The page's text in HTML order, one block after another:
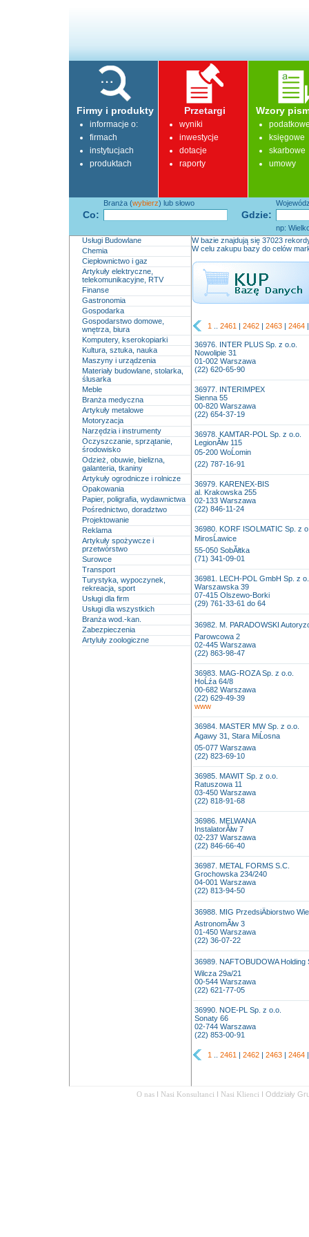
Firmy i produkty
informacje o:
firmach
instytucjach
produktach
Przetargi
wyniki
inwestycje
dotacje
raporty
Wzory
księgowe
skarbowe
umowy
Co: Gdzie:
Branża (wybierz) lub słowo
np:
Usługi Budowlane
Chemia
Ciepłownictwo i gaz
Artykuły elektryczne,
telekomunikacyjne, RTV
Finanse
Gastronomia
Gospodarka
Gospodarstwo domowe,
wnętrza, biura
Komputery, kserokopiarki
Kultura, sztuka, nauka
Maszyny i urządzenia
Materiały budowlane, stolarka,
ślusarka
Meble
Branża medyczna
Artykuły metalowe
Motoryzacja
Narzędzia i instrumenty
Oczyszczanie, sprzątanie,
środowisko
Odzież, obuwie, bielizna,
galanteria, tkaniny
Artykuły ogrodnicze i rolnicze
Opakowania
Papier, poligrafia, wydawnictwa
Pośrednictwo, doradztwo
Projektowanie
Reklama
Artykuły spożywcze i
przetwórstwo
Surowce
Transport
Turystyka, wypoczynek,
rekreacja, sport
Usługi dla firm
Usługi dla wszystkich
Branża wod.-kan.
Zabezpieczenia
Artyluły zoologiczne
W bazie znajdują się 37023
W celu zakupu bazy do celów
1 2461 | 2462 | 2463 | 2464
36976. INTER PLUS Sp. z o.o.
Nowolipie 31
01-002 Warszawa
(22) 620-65-90
36977. INTERIMPEX
Sienna 55
00-820 Warszawa
(22) 654-37-19
36978. KAMTAR-POL Sp. z o.o.
LegionĂłw 115
05-200 WoĹomin
(22) 787-16-91
36979. KARENEX-BIS
al. Krakowska 255
02-133 Warszawa
(22) 846-11-24
36980. KORF ISOLMATIC Sp. z
MirosĹawice
55-050 SobĂłtka
(71) 341-09-01
36981. LECH-POL GmbH Sp. z
Warszawska 39
07-415 Olszewo-Borki
(29) 761-33-61 do 64
36982. M. PARADOWSKI
Parowcowa 2
02-445 Warszawa
(22) 863-98-47
36983. MAG-ROZA Sp. z o.o.
HoĹźa 64/8
00-682 Warszawa
(22) 629-49-39
www
36984. MASTER MW Sp. z o.o.
Agawy 31, Stara MiĹosna
05-077 Warszawa
(22) 823-69-10
36985. MAWIT Sp. z o.o.
Ratuszowa 11
03-450 Warszawa
(22) 818-91-68
36986. MELWANA
InstalatorĂłw 7
02-237 Warszawa
(22) 846-66-40
36987. METAL FORMS S.C.
Grochowska 234/240
04-001 Warszawa
(22) 813-94-50
36988. MIG PrzedsiÄbiorstwo
AstronomĂłw 3
01-450 Warszawa
(22) 36-07-22
36989. NAFTOBUDOWA Holding
Wilcza 29a/21
00-544 Warszawa
(22) 621-77-05
36990. NOE-PL Sp. z o.o.
Sonaty 66
02-744 Warszawa
(22) 853-00-91
1 2461 | 2462 | 2463 | 2464
O nas I Nasi Konsultanci I Nasi Klienci I Oddziały